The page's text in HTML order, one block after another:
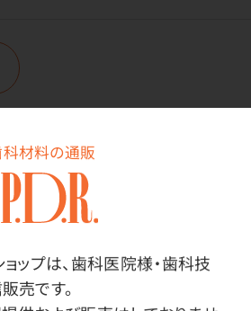
科材料の通販
ップは、歯科医院様・歯科技
売です。
商品詳細